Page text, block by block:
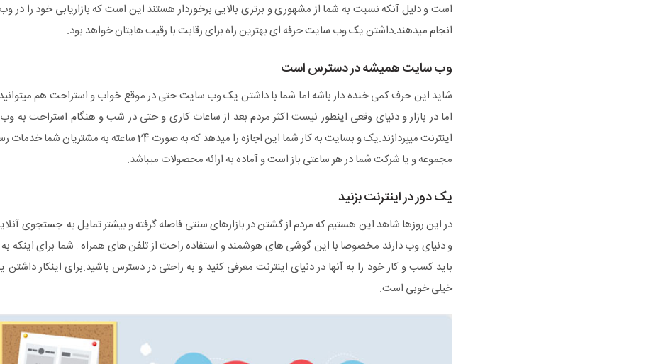
است و دلیل آنکه نسبت به شما از مشهوری و برتری بالایی برخوردار هستند این است که بازاریابی خود را در
انجام میدهند.داشتن یک وب سایت حرفه ای بهترین راه برای رقابت با رقیب هایتان خواهد بود.
وب سایت همیشه در دسترس است
شاید این حرف کمی خنده دار باشه اما شما با داشتن یک وب سایت حتی در موقع خواب و استراحت هم میتوانید
اما در بازار و دنیای وقعی اینطور نیست.اکثر مردم بعد از ساعات کاری و حتی در شب و هنگام استراحت به
اینترنت میپردازند.یک و بسایت به کار شما این اجازه را میدهد که به صورت 24
مجموعه و یا شرکت شما در هر ساعتی باز است و آماده به ارائه محصولات میباشد.
یک دور در اینترنت بزنید
در این روزها شاهد این هستیم که مردم از گشتن در بازارهای سنتی فاصله گرفته و بیشتر تمایل به جستجوی
و دنیای وب دارند مخصوصا با این گوشی های هوشمند و استفاده راحت از تلفن های همراه . شما برای اینکه به
باید کسب و کار خود را به آنها در دنیای اینترنت معرفی کنید و به راحتی در دسترس باشید.برای اینکار
خیلی خوبی است.